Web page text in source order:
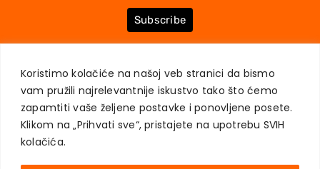
Koristimo kolačiće na našoj veb stranici da bismo
vam pružili najrelevantnije iskustvo tako što ćemo
zapamtiti vaše željene postavke i ponovljene posete.
Klikom na „Prihvati sve“, pristajete na upotrebu SVIH
kolačića.
Subscribe
USER PRIVACY PROTECTION